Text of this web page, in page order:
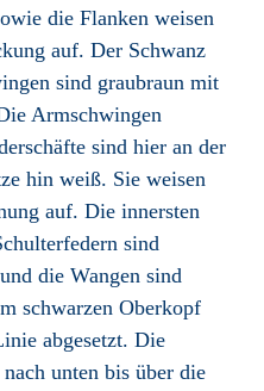
die Flanken weisen
auf. Der Schwanz
sind graubraun mit
Armschwingen
sind hier an der
hin weiß. Sie weisen
auf. Die innersten
sind
die Wangen sind
schwarzen Oberkopf
abgesetzt. Die
unten bis über die